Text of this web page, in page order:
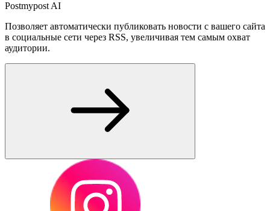
Postmypost AI
Позволяет автоматически публиковать новости с вашего сайта
в социальные сети через RSS, увеличивая тем самым охват
аудитории.